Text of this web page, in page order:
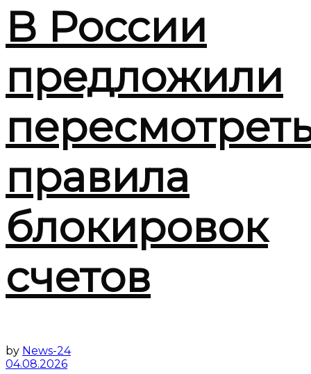
В России
предложили
правила
блокировок
счетов
by News-24
04.08.2026